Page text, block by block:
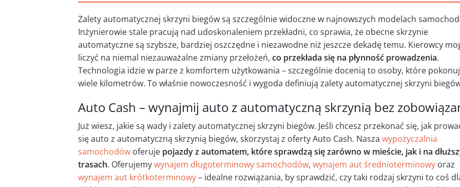
Zalety automatycznej skrzyni biegów są szczególnie widoczne w najnowszych modelach
Inżynierowie stale pracują nad udoskonaleniem przekładni, co sprawia, że obecne skrzynie
automatyczne są szybsze, bardziej oszczędne i niezawodne niż jeszcze dekadę temu. Kierowcy
liczyć na niemal niezauważalne zmiany przełożeń, co przekłada się na płynność prowadzenia.
Technologia idzie w parze z komfortem użytkowania – szczególnie docenią to osoby, które
wiele kilometrów. To właśnie nowoczesność i wygoda definiują zalety automatycznej skrzyni
Auto Cash – wynajmij auto z automatyczną skrzynią bez
Już wiesz, jakie są wady i zalety automatycznej skrzyni biegów. Jeśli chcesz przekonać się, jak
się auto z automatyczną skrzynią biegów, skorzystaj z oferty Auto Cash. Nasza wypożyczalnia
samochodów oferuje pojazdy z automatem, które sprawdzą się zarówno w mieście, jak i na
trasach. Oferujemywynajem długoterminowy samochodów, wynajem aut średnioterminowy oraz
wynajem aut krótkoterminowy– idealne rozwiązania, by sprawdzić, czy taki rodzaj skrzyni to coś